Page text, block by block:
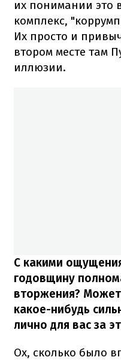
их понимании
комплекс,
Их просто и
втором месте там
иллюзии.
С какими
годовщину
вторжения?
какое-нибудь
лично для вас за
Ох, сколько было